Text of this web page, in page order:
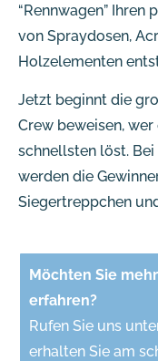
“Rennwagen”
von Spraydosen,
Holzelementen
Jetzt beginnt die
Crew beweisen,
schnellsten löst.
werden die
Siegertreppchen
Möchten Sie
erfahren?
Rufen Sie uns
erhalten Sie am